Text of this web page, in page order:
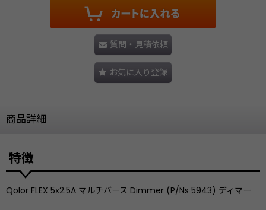
質問・見積依頼
お気に入り登録
商品詳細
特徴
Qolor FLEX 5x2.5A マルチバース Dimmer (P/Ns 5943) ディマー